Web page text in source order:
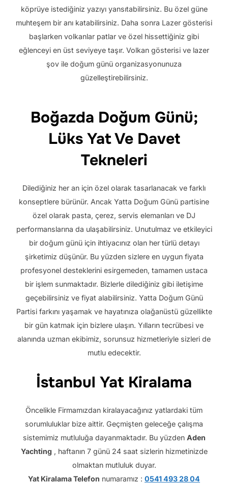
köprüye istediğiniz yazıyı yansıtabilirsiniz. Bu özel güne
muhteşem bir anı katabilirsiniz. Daha sonra Lazer gösterisi
başlarken volkanlar patlar ve özel hissettiğiniz gibi
eğlenceyi en üst seviyeye taşır. Volkan gösterisi ve lazer
şov ile doğum günü organizasyonunuza
güzelleştirebilirsiniz.
Boğazda Doğum Günü;
Lüks Yat Ve Davet
Tekneleri
Dilediğiniz her an için özel olarak tasarlanacak ve farklı
konseptlere bürünür. Ancak Yatta Doğum Günü partisine
özel olarak pasta, çerez, servis elemanları ve DJ
performanslarına da ulaşabilirsiniz. Unutulmaz ve etkileyici
bir doğum günü için ihtiyacınız olan her türlü detayı
şirketimiz düşünür. Bu yüzden sizlere en uygun fiyata
profesyonel desteklerini esirgemeden, tamamen ustaca
bir işlem sunmaktadır. Bizlerle dilediğiniz gibi iletişime
geçebilirsiniz ve fiyat alabilirsiniz. Yatta Doğum Günü
Partisi farkını yaşamak ve hayatınıza olağanüstü güzellikte
bir gün katmak için bizlere ulaşın. Yılların tecrübesi ve
alanında uzman ekibimiz, sorunsuz hizmetleriyle sizleri de
mutlu edecektir.
İstanbul Yat Kiralama
Öncelikle Firmamızdan kiralayacağınız yatlardaki tüm
sorumluluklar bize aittir. Geçmişten geleceğe çalışma
sistemimiz mutluluğa dayanmaktadır. Bu yüzden Aden
Yachting , haftanın 7 günü 24 saat sizlerin hizmetinizde
olmaktan mutluluk duyar.
Yat Kiralama Telefon numaramız : 0541 493 28 04